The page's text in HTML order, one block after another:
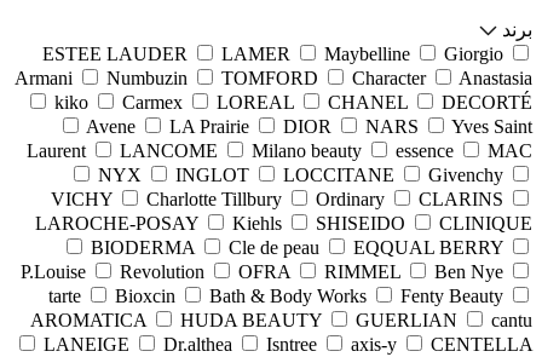
برند
ESTEE LAUDER
LAMER Maybelline
Giorgio
Armani
Numbuzin TOMFORD Character
Anastasia
kiko
Carmex LOREAL CHANEL
DECORTÉ
Avene
LA Prairie DIOR NARS
Yves Saint
Laurent
LANCOME Milano beauty essence
MAC
NYX
INGLOT LOCCITANE
Givenchy
VICHY
Charlotte Tillbury Ordinary
CLARINS
LAROCHE-POSAY
Kiehls SHISEIDO
CLINIQUE
BIODERMA
Cle de peau
EQQUAL BERRY
P.Louise
Revolution OFRA RIMMEL
Ben Nye
tarte
Bioxcin Bath & Body Works
Fenty Beauty
AROMATICA
HUDA BEAUTY GUERLIAN
cantu
LANEIGE
Dr.althea Isntree axis-y
CENTELLA